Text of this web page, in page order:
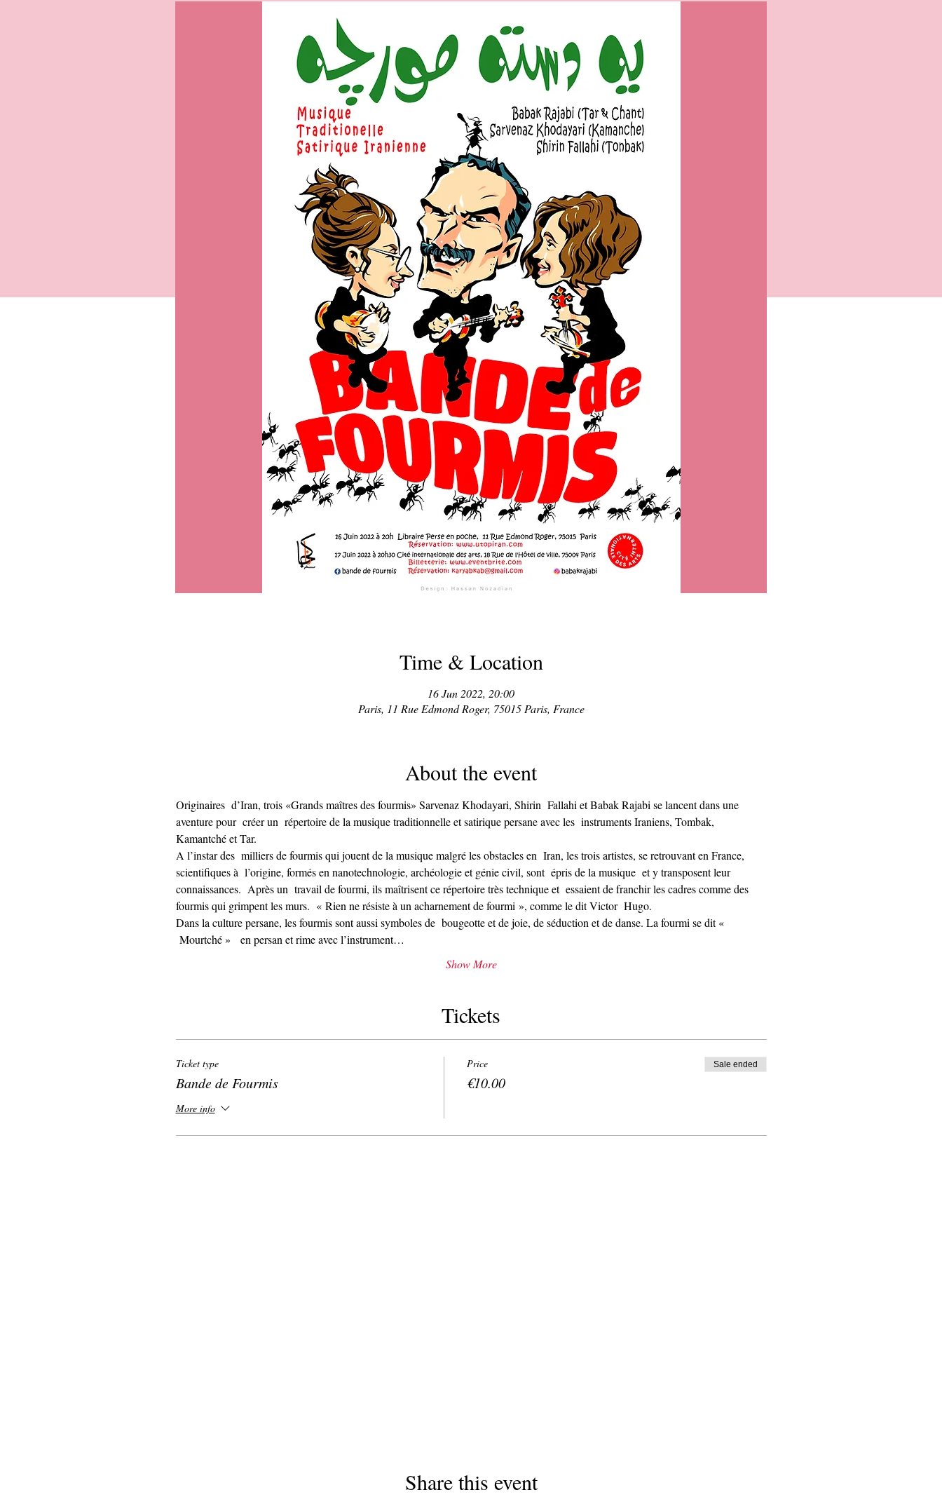
Time & Location
16 Jun 2022, 20:00
Paris, 11 Rue Edmond Roger, 75015 Paris, France
About the event
Originaires  d’Iran, trois «Grands maîtres des fourmis» Sarvenaz Khodayari, Shirin  Fallahi et Babak Rajabi se lancent dans une
aventure pour  créer un  répertoire de la musique traditionnelle et satirique persane avec les  instruments Iraniens, Tombak,
Kamantché et Tar.
A l’instar des  milliers de fourmis qui jouent de la musique malgré les obstacles en  Iran, les trois artistes, se retrouvant en France,
scientifiques à  l’origine, formés en nanotechnologie, archéologie et génie civil, sont  épris de la musique  et y transposent leur
connaissances.  Après un  travail de fourmi, ils maîtrisent ce répertoire très technique et  essaient de franchir les cadres comme des
fourmis qui grimpent les murs.  « Rien ne résiste à un acharnement de fourmi », comme le dit Victor  Hugo.
Dans la culture persane, les fourmis sont aussi symboles de  bougeotte et de joie, de séduction et de danse. La fourmi se dit «
Mourtché »   en persan et rime avec l’instrument…
Show More
Tickets
Ticket type
Bande de Fourmis
More info
Price
€10.00
Sale ended
Share this event